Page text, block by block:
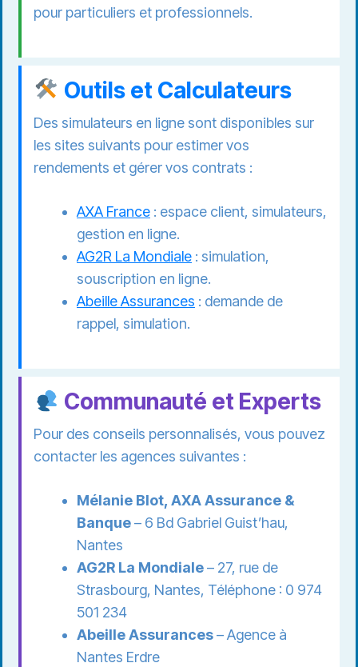
pour particuliers et professionnels.
Outils et Calculateurs
Des simulateurs en ligne sont disponibles sur
les sites suivants pour estimer vos
rendements et gérer vos contrats :
AXA France : espace client, simulateurs,
gestion en ligne.
AG2R La Mondiale : simulation,
souscription en ligne.
Abeille Assurances : demande de
rappel, simulation.
Communauté et Experts
Pour des conseils personnalisés, vous pouvez
contacter les agences suivantes :
Mélanie Blot, AXA Assurance &
Banque– 6 Bd Gabriel Guist’hau,
Nantes
AG2R La Mondiale– 27, rue de
Strasbourg, Nantes, Téléphone : 0 974
501 234
Abeille Assurances– Agence à
Nantes Erdre